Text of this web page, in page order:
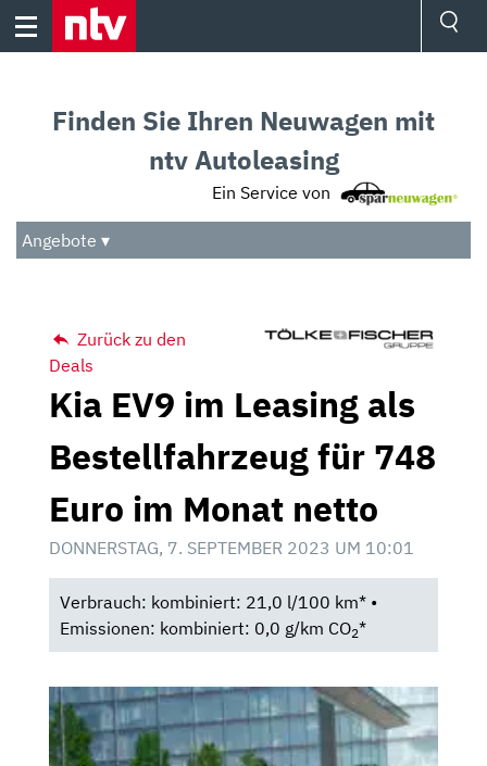
Skip
Audio
Das Beste
Finden Sie Ihren Neuwagen mit
ntv Autoleasing
Ein Service von
Angebote ▾
Zurück zu den
Deals
Kia EV9 im Leasing als
Bestellfahrzeug für 748
Euro im Monat netto
DONNERSTAG, 7. SEPTEMBER 2023 UM 10:01
Verbrauch: kombiniert: 21,0 l/100 km* •
Emissionen: kombiniert: 0,0 g/km CO2*